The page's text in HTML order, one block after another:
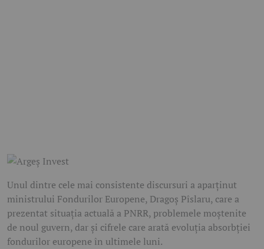
Unul dintre cele mai consistente discursuri a aparținut
ministrului Fondurilor Europene, Dragoș Pîslaru, care a
prezentat situația actuală a PNRR, problemele moștenite
de noul guvern, dar și cifrele care arată evoluția absorbției
fondurilor europene în ultimele luni.